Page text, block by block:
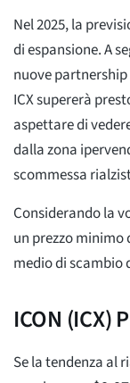
Nel 2025, la
di espansione. A
nuove
ICX supererà
aspettare di
dalla zona
scommessa
Considerando la
un prezzo minimo
medio di scambio
ICON (ICX)
Se la tendenza al